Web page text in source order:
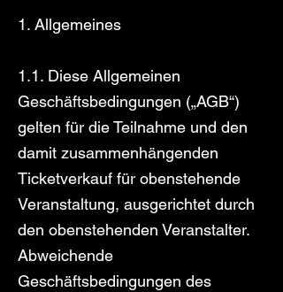
1. Allgemeines
1.1. Diese Allgemeinen
Geschäftsbedingungen („AGB“)
gelten für die Teilnahme und den
damit zusammenhängenden
Ticketverkauf für obenstehende
Veranstaltung, ausgerichtet durch
den obenstehenden Veranstalter.
Abweichende
Geschäftsbedingungen des